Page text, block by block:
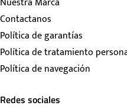
Contactanos
Política de garantías
Política de tratamiento
Política de navegación
Redes sociales